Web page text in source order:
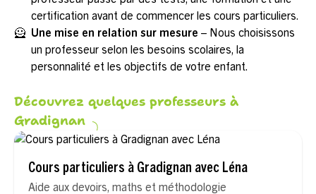
certification avant de commencer les cours particuliers.
🦸 Une mise en relation sur mesure – Nous choisissons
un professeur selon les besoins scolaires, la
personnalité et les objectifs de votre enfant.
Découvrez quelques professeurs à
Gradignan
Cours particuliers à Gradignan avec Léna
Aide aux devoirs, maths et méthodologie